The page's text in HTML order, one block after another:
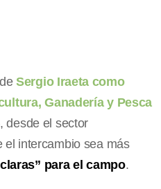
Sergio Iraeta como
Ganadería y Pesca
desde el sector
el intercambio sea más
para el campo.